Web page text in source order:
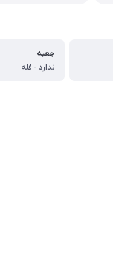
جعبه
ندارد - فله